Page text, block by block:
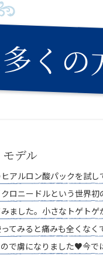
く
モデル
アルロン酸パックを試
ロニードルという世界
ました。小さなトゲト
てみると痛みも全くなく
で虜になりました♥今で